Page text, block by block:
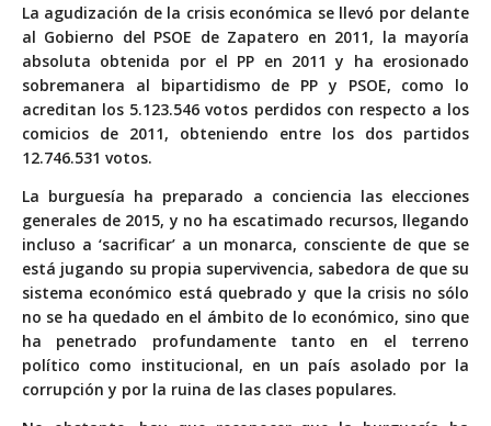
La agudización de la crisis económica se llevó por delante
al Gobierno del PSOE de Zapatero en 2011, la mayoría
absoluta obtenida por el PP en 2011 y ha erosionado
sobremanera al bipartidismo de PP y PSOE, como lo
acreditan los 5.123.546 votos perdidos con respecto a los
comicios de 2011, obteniendo entre los dos partidos
12.746.531 votos.
La burguesía ha preparado a conciencia las elecciones
generales de 2015, y no ha escatimado recursos, llegando
incluso a ‘sacrificar’ a un monarca, consciente de que se
está jugando su propia supervivencia, sabedora de que su
sistema económico está quebrado y que la crisis no sólo
no se ha quedado en el ámbito de lo económico, sino que
ha penetrado profundamente tanto en el terreno
político como institucional, en un país asolado por la
corrupción y por la ruina de las clases populares.